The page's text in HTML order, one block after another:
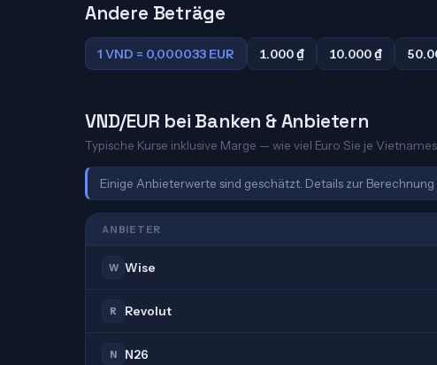
Andere Beträge
1 VND = 0,000033 EUR 1.000 ₫ 10.000 ₫
VND/EUR bei Banken & Anbietern
Typische Kurse inklusive Marge — wie viel Euro Sie je
Einige Anbieterwerte sind geschätzt. Details zur
ANBIETER
W Wise
R Revolut
N N26